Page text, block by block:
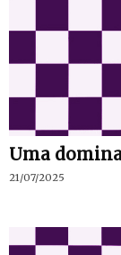
Uma
21/07/2025